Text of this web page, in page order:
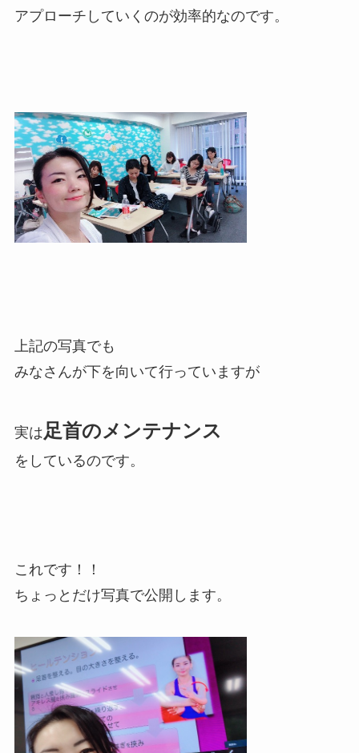
アプローチしていくのが効率的なのです。
上記の写真でも
みなさんが下を向いて行っていますが
実は足首のメンテナンス
をしているのです。
これです！！
ちょっとだけ写真で公開します。